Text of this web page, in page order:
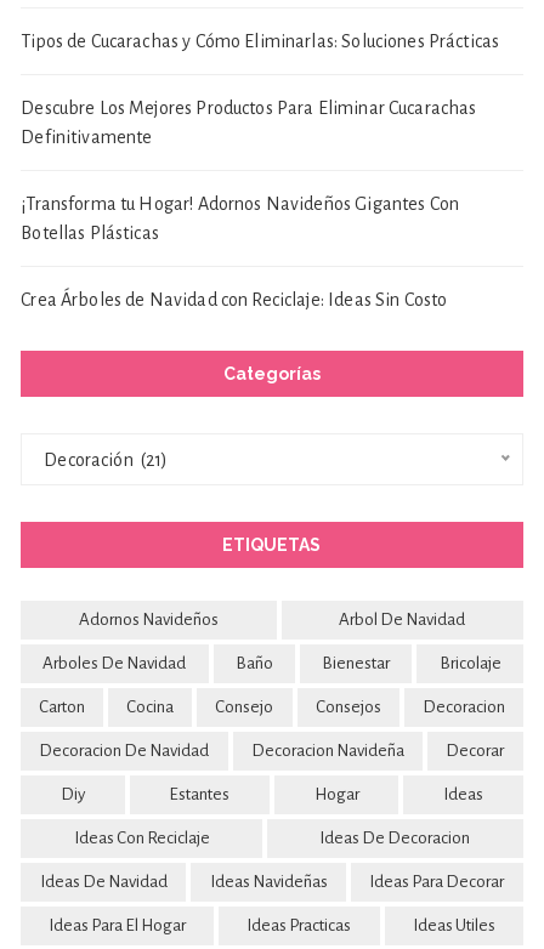
Tipos de Cucarachas y Cómo Eliminarlas: Soluciones Prácticas
Descubre Los Mejores Productos Para Eliminar Cucarachas
Definitivamente
¡Transforma tu Hogar! Adornos Navideños Gigantes Con
Botellas Plásticas
Crea Árboles de Navidad con Reciclaje: Ideas Sin Costo
Categorías
Decoración  (21)
ETIQUETAS
Adornos Navideños Arbol De Navidad
Arboles De Navidad Baño Bienestar Bricolaje
Carton Cocina Consejo Consejos Decoracion
Decoracion De Navidad Decoracion Navideña Decorar
Diy Estantes Hogar Ideas
Ideas Con Reciclaje Ideas De Decoracion
Ideas De Navidad Ideas Navideñas Ideas Para Decorar
Ideas Para El Hogar Ideas Practicas Ideas Utiles